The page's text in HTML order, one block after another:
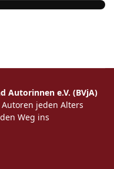
Autorinnen e.V. (BVjA)
jeden Alters
Weg ins